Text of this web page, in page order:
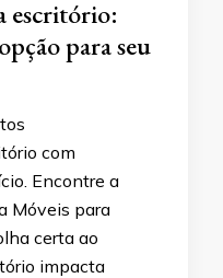
escritório:
para seu
com
Encontre a
Móveis para
certa ao
impacta